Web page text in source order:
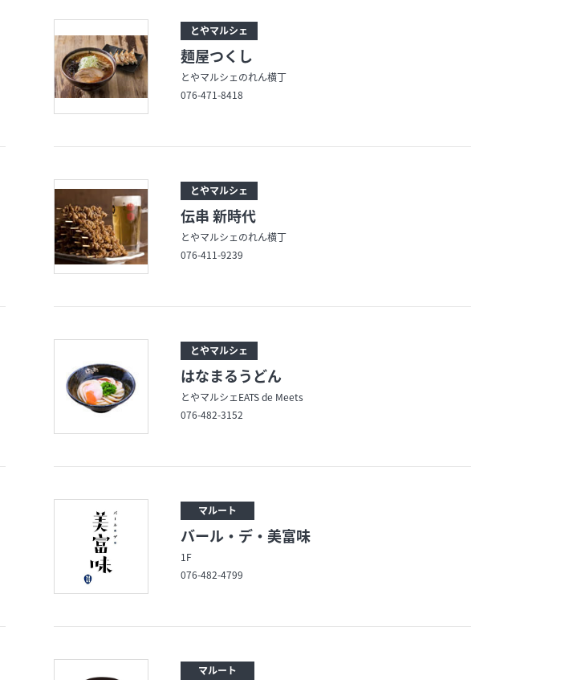
とやマルシェ
麺屋つくし
とやマルシェのれん横丁
076-471-8418
とやマルシェ
伝串 新時代
とやマルシェのれん横丁
076-411-9239
とやマルシェ
はなまるうどん
とやマルシェEATS de Meets
076-482-3152
マルート
バール・デ・美富味
1F
076-482-4799
マルート